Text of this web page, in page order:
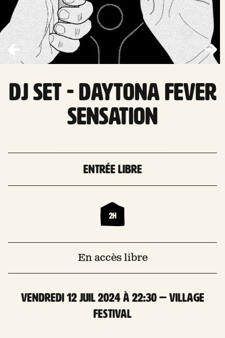
DJ set - DAYTONA FEVER
SENSATION
Entrée libre
2h
En accès libre
vendredi 12 Juil 2024 à 22:30 — Village
Festival